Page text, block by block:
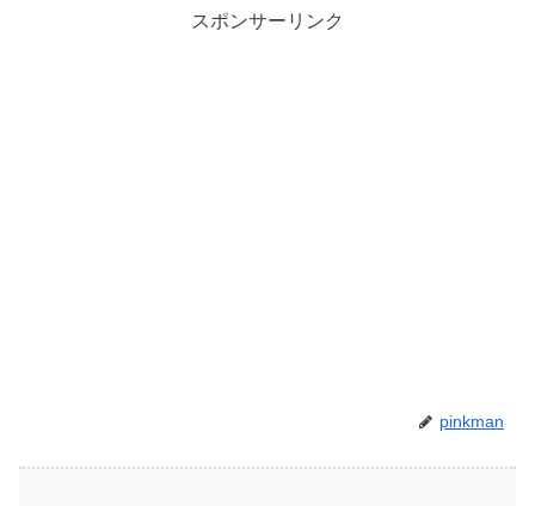
スポンサーリンク
pinkman